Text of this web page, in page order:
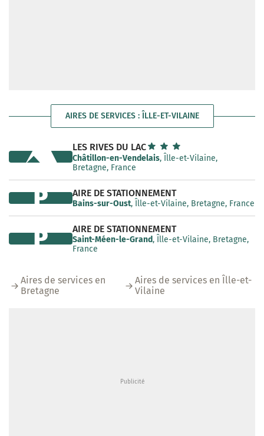
AIRES DE SERVICES : ÎLLE-ET-VILAINE
LES RIVES DU LAC
Châtillon-en-Vendelais, Îlle-et-Vilaine,
Bretagne, France
AIRE DE STATIONNEMENT
Bains-sur-Oust, Îlle-et-Vilaine, Bretagne, France
P
AIRE DE STATIONNEMENT
Saint-Méen-le-Grand, Îlle-et-Vilaine, Bretagne,
France
P
Aires de services en
Bretagne
Aires de services en Îlle-et-
Vilaine